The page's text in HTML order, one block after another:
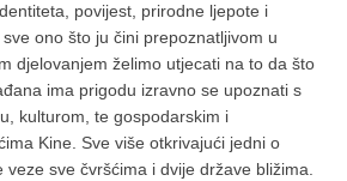
povijest, prirodne ljepote i
ono što ju čini prepoznatljivom u
djelovanjem želimo utjecati na to da što
ima prigodu izravno se upoznati s
kulturom, te gospodarskim i
Kine. Sve više otkrivajući jedni o
sve čvršćima i dvije države bližima.